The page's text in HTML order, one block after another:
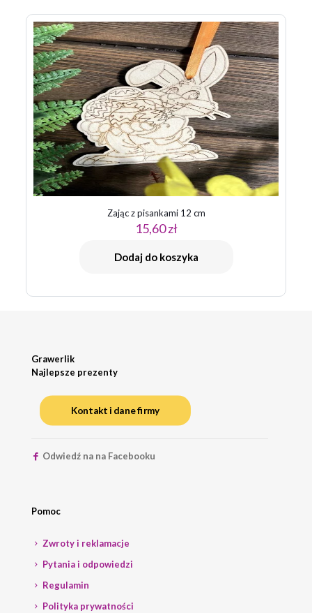
Zając z pisankami 12 cm
15,60zł
Dodaj do koszyka
Grawerlik
Najlepsze prezenty
Kontakt i dane firmy
Odwiedź na na Facebooku
Pomoc
Zwroty i reklamacje
Pytania i odpowiedzi
Regulamin
Polityka prywatności